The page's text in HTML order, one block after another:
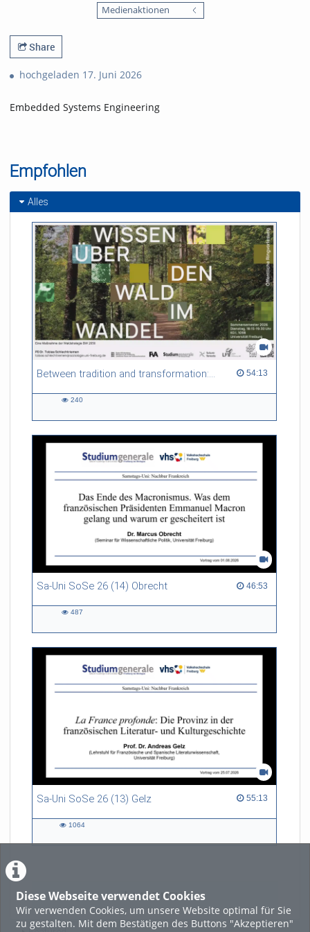
Diese Webseite verwendet Cookies
Wir verwenden Cookies, um unsere Website optimal für Sie
zu gestalten. Mit dem Bestätigen des Buttons "Akzeptieren"
Medienaktionen
Share
hochgeladen 17. Juni 2026
Embedded Systems Engineering
Empfohlen
Alles
Between tradition and transformation: how owners, advisers and institutions co-create knowledge for resilient forests in Europe 54:13
54:13 duration
240
Sa-Uni SoSe 26 (14) Obrecht 46:53
46:53 duration
487
Sa-Uni SoSe 26 (13) Gelz 55:13
55:13 duration
1064
LADE MEHR